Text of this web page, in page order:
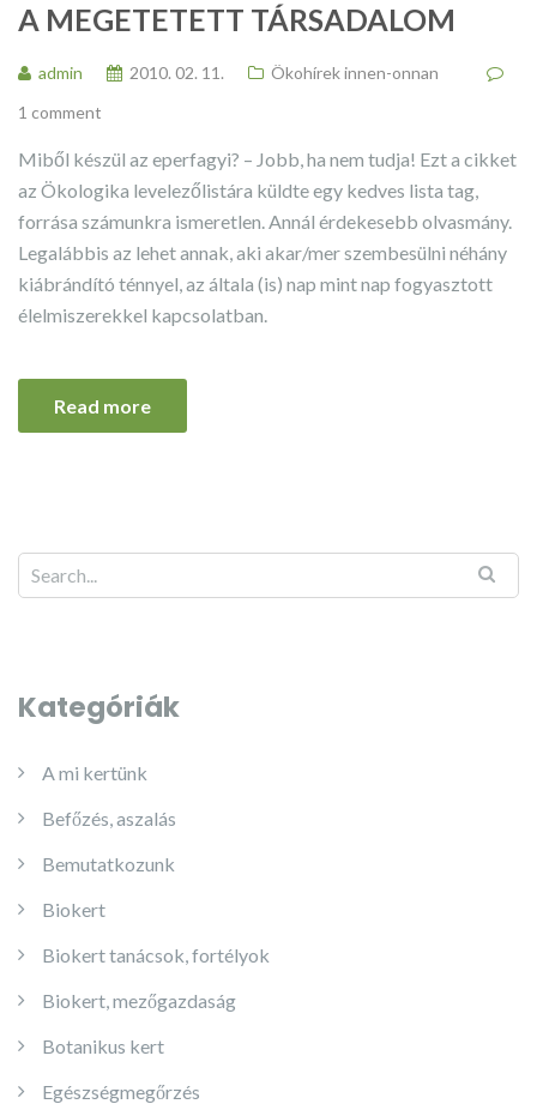
A MEGETETETT TÁRSADALOM
admin 2010. 02. 11.
Ökohírek innen-onnan
1 comment
Miből készül az eperfagyi? – Jobb, ha nem tudja! Ezt a cikket
az Ökologika levelezőlistára küldte egy kedves lista tag,
forrása számunkra ismeretlen. Annál érdekesebb olvasmány.
Legalábbis az lehet annak, aki akar/mer szembesülni néhány
kiábrándító ténnyel, az általa (is) nap mint nap fogyasztott
élelmiszerekkel kapcsolatban.
Read more
Kategóriák
A mi kertünk
Befőzés, aszalás
Bemutatkozunk
Biokert
Biokert tanácsok, fortélyok
Biokert, mezőgazdaság
Botanikus kert
Egészségmegőrzés